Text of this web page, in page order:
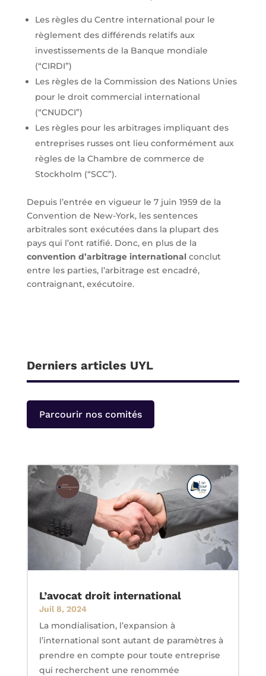
Les règles du Centre international pour le
règlement des différends relatifs aux
investissements de la Banque mondiale
(“CIRDI”)
Les règles de la Commission des Nations Unies
pour le droit commercial international
(“CNUDCI”)
Les règles pour les arbitrages impliquant des
entreprises russes ont lieu conformément aux
règles de la Chambre de commerce de
Stockholm (“SCC”).
Depuis l’entrée en vigueur le 7 juin 1959 de la
Convention de New-York, les sentences
arbitrales sont exécutées dans la plupart des
pays qui l’ont ratifié. Donc, en plus de la
convention d’arbitrage international conclut
entre les parties, l’arbitrage est encadré,
contraignant, exécutoire.
Derniers articles UYL
Parcourir nos comités
L’avocat droit international
Juil 8, 2024
La mondialisation, l’expansion à
l’international sont autant de paramètres à
prendre en compte pour toute entreprise
qui recherchent une renommée